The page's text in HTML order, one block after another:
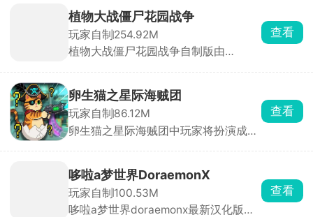
枪支武器去攻打僵尸，通过躲、跳、近
战、闪避等操作，进行360度无死角射
击，一直打僵尸一直打僵尸，还可以用
枪暴打僵尸的头，消灭一波又一波的僵
植物大战僵尸花园战争
玩家自制254.92M
植物大战僵尸花园战争自制版由
大的开放世界作为模板供玩家自由的创
作，游戏核心玩法围绕着操控植物进行
移动来击杀僵尸保护家园这一核心展
开，在左边的花盆功能里面点击选择不
园。
查看
卵生猫之星际海贼团
玩家自制 86.12M
卵生猫之星际海贼团中玩家将扮演成星
宙，寻找神秘宝藏。游戏中玩家需要训
练猫咪的能力值，这样才能痛快的与敌
人作战。
查看
哆啦a梦世界DoraemonX
玩家自制100.53M
哆啦a梦世界doraemonx最新汉化版游
查看